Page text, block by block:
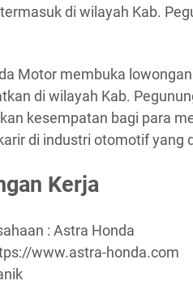
di wilayah Kab.
Motor membuka
di wilayah Kab.
kesempatan bagi para
di industri otomotif yang
Kerja
: Astra Honda
www.astra-honda.com